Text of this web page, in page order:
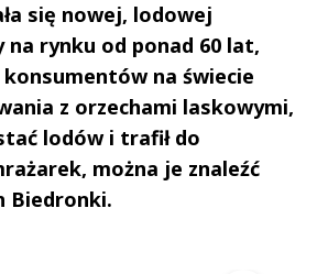
się nowej, lodowej
na rynku od ponad 60 lat,
na świecie
z orzechami laskowymi,
lodów i trafił do
można je znaleźć
Biedronki.